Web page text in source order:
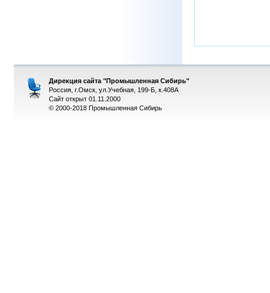
Дирекция сайта "Промышленная Сибирь"
Россия, г.Омск, ул.Учебная, 199-Б, к.408А
Сайт открыт 01.11.2000
© 2000-2018 Промышленная Сибирь